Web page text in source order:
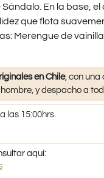
En la base,
que flota
Merengue de
en Chile, con una
y despacho a
las 15:00hrs.
aquí: